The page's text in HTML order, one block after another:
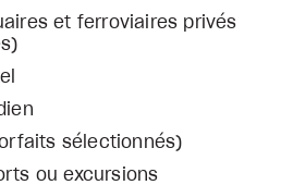
et ferroviaires privés
sélectionnés)
ou excursions